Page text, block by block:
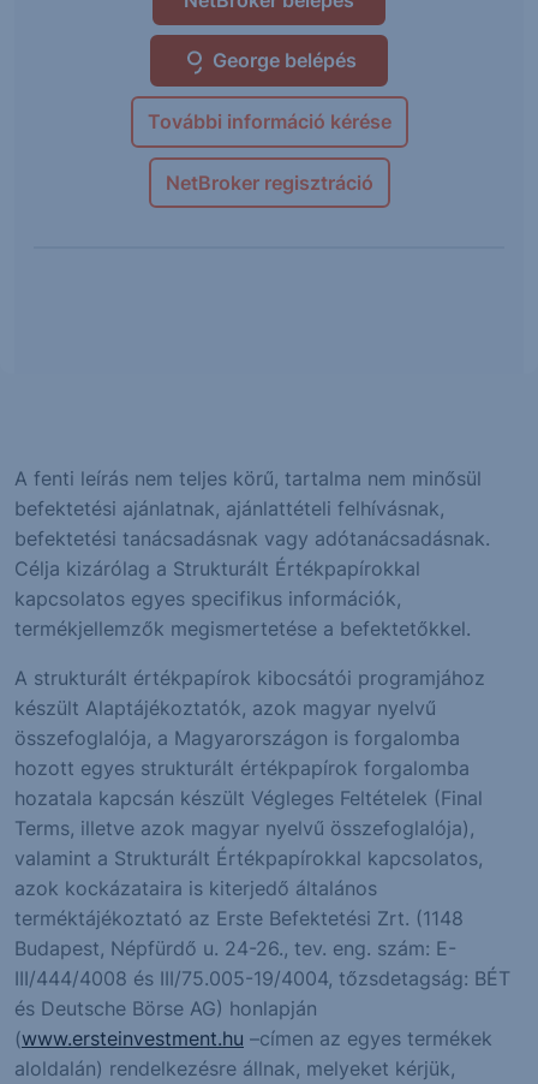
George belépés
További információ kérése
NetBroker regisztráció
A fenti leírás nem teljes körű, tartalma nem minősül
befektetési ajánlatnak, ajánlattételi felhívásnak,
befektetési tanácsadásnak vagy adótanácsadásnak.
Célja kizárólag a Strukturált Értékpapírokkal
kapcsolatos egyes specifikus információk,
termékjellemzők megismertetése a befektetőkkel.
A strukturált értékpapírok kibocsátói programjához
készült Alaptájékoztatók, azok magyar nyelvű
összefoglalója, a Magyarországon is forgalomba
hozott egyes strukturált értékpapírok forgalomba
hozatala kapcsán készült Végleges Feltételek (Final
Terms, illetve azok magyar nyelvű összefoglalója),
valamint a Strukturált Értékpapírokkal kapcsolatos,
azok kockázataira is kiterjedő általános
terméktájékoztató az Erste Befektetési Zrt. (1148
Budapest, Népfürdő u. 24-26., tev. eng. szám: E-
III/444/4008 és III/75.005-19/4004, tőzsdetagság: BÉT
és Deutsche Börse AG) honlapján
(www.ersteinvestment.hu –címen az egyes termékek
aloldalán) rendelkezésre állnak, melyeket kérjük,